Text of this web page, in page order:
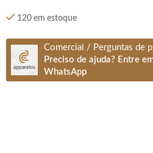
120 em estoque
Comercial / Perguntas de
Preciso de ajuda? Entre
WhatsApp